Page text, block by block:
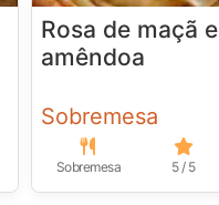
Rosa de maçã e
amêndoa
Sobremesa
Sobremesa 5 / 5